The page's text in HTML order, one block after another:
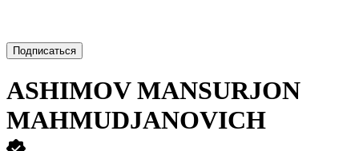
Подписаться
ASHIMOV MANSURJON
MAHMUDJANOVICH